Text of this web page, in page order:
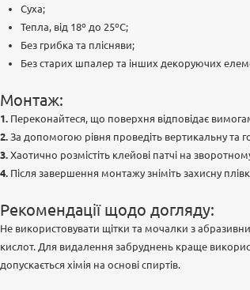
Суха;
Тепла, від 18º до 25ºС;
Без грибка та плісняви;
Без старих шпалер та інших декоруючих
Монтаж:
Переконайтеся, що поверхня відповідає
За допомогою рівня проведіть вертикальну та
Хаотично розмістіть клейові патчі на
Після завершення монтажу зніміть захисну
Рекомендації щодо догляду:
Не використовувати щітки та мочалки з
кислот. Для видалення забруднень краще
допускається хімія на основі спиртів.